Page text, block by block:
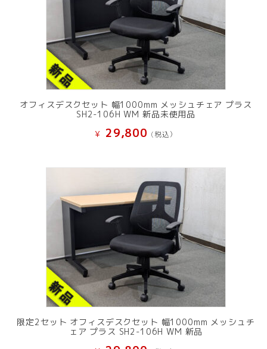
オフィスデスクセット 幅1000mm メッシュチェア プラス
SH2-106H WM 新品未使用品
¥ 29,800 (税込）
限定2セット オフィスデスクセット 幅1000mm メッシュチ
ェア プラス SH2-106H WM 新品